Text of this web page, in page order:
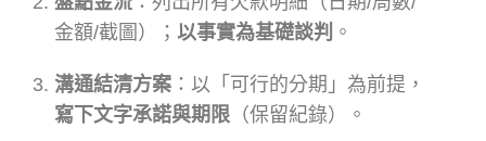
金額/截圖）； 以事實為基礎談判 。
溝通結清方案 ：以「可行的分期」為前提，
寫下文字承諾與期限 （保留紀錄）。